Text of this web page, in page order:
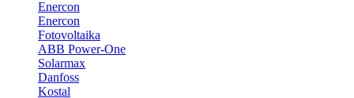
Enercon
Enercon
Fotovoltaika
ABB Power-One
Solarmax
Danfoss
Kostal